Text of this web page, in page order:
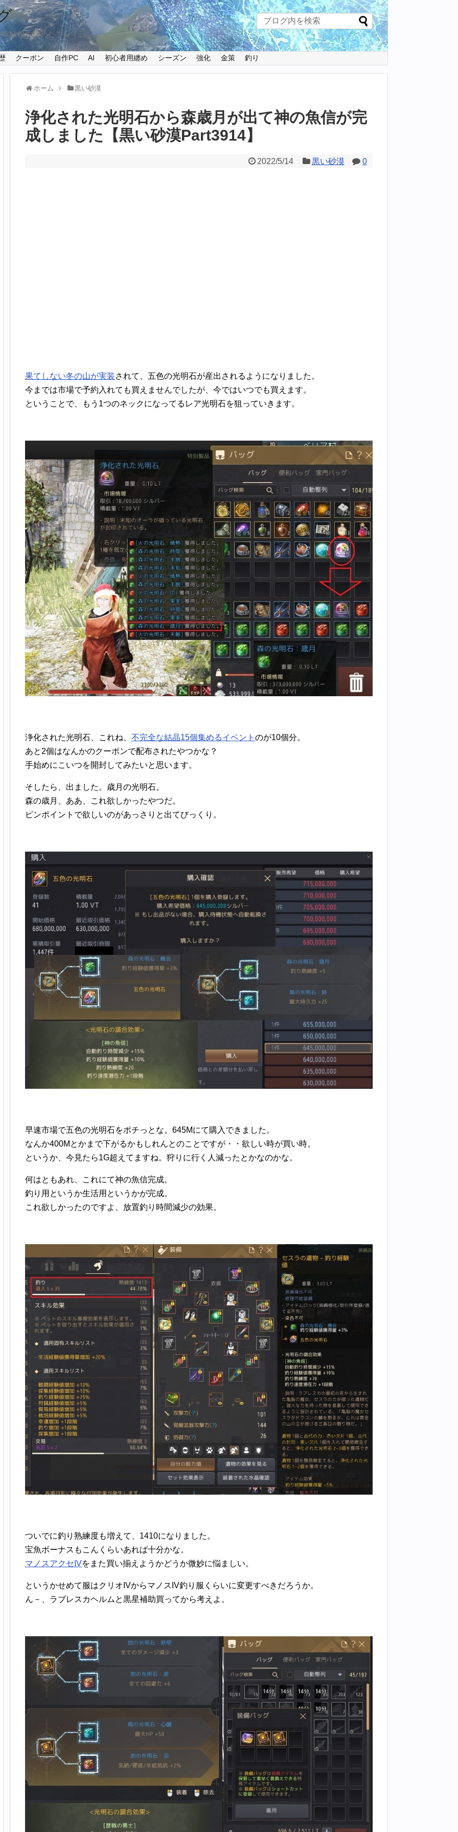
情報を纏めたプレイ日記
クーポン 自作PC AI 初心者用纏め シーズン 強化 金策 釣り
ホーム 黒い砂漠
浄化された光明石から森歳月が出て神の魚信が完
成しました【黒い砂漠Part3914】
2022/5/14 黒い砂漠 0
果てしない冬の山が実装されて、五色の光明石が産出されるようになりました。
今までは市場で予約入れても買えませんでしたが、今ではいつでも買えます。
ということで、もう1つのネックになってるレア光明石を狙っていきます。
浄化された光明石、これね、 不完全な結晶15個集めるイベント のが10個分。
あと2個はなんかのクーポンで配布されたやつかな？
手始めにこいつを開封してみたいと思います。
そしたら、出ました。歳月の光明石。
森の歳月、ああ、これ欲しかったやつだ。
ピンポイントで欲しいのがあっさりと出てびっくり。
早速市場で五色の光明石をポチっとな。645Mにて購入できました。
なんか400Mとかまで下がるかもしれんとのことですが・・欲しい時が買い時。
というか、今見たら1G超えてますね。狩りに行く人減ったとかなのかな。
何はともあれ、これにて神の魚信完成。
釣り用というか生活用というかが完成。
これ欲しかったのですよ、放置釣り時間減少の効果。
ついでに釣り熟練度も増えて、1410になりました。
宝魚ボーナスもこんくらいあれば十分かな。
マノスアクセIVをまた買い揃えようかどうか微妙に悩ましい。
というかせめて服はクリオIVからマノスIV釣り服くらいに変更すべきだろうか。
ん－、ラブレスカヘルムと黒星補助買ってから考えよ。